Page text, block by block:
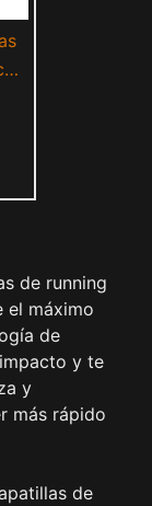
de running
el máximo
de
y te
y
más rápido
de